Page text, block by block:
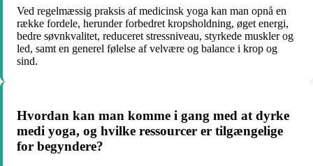
Ved regelmæssig praksis af medicinsk yoga kan man opnå en
række fordele, herunder forbedret kropsholdning, øget energi,
bedre søvnkvalitet, reduceret stressniveau, styrkede muskler og
led, samt en generel følelse af velvære og balance i krop og
sind.
Hvordan kan man komme i gang med at dyrke
medi yoga, og hvilke ressourcer er tilgængelige
for begyndere?